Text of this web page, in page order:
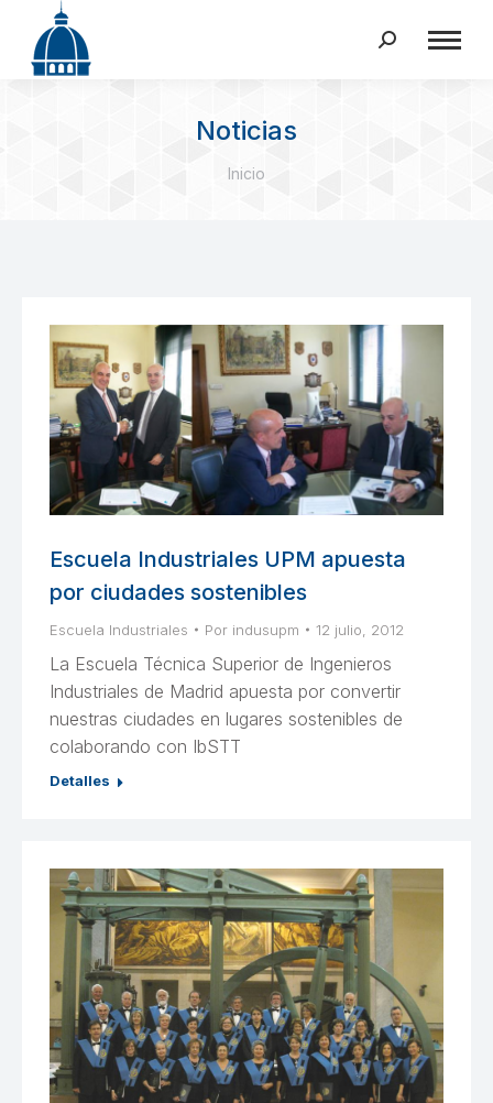
Buscar:
Noticias
Estás aquí:
Inicio
Escuela Industriales UPM apuesta
por ciudades sostenibles
Escuela Industriales Por indusupm 12 julio, 2012
La Escuela Técnica Superior de Ingenieros
Industriales de Madrid apuesta por convertir
nuestras ciudades en lugares sostenibles de
colaborando con IbSTT
Detalles